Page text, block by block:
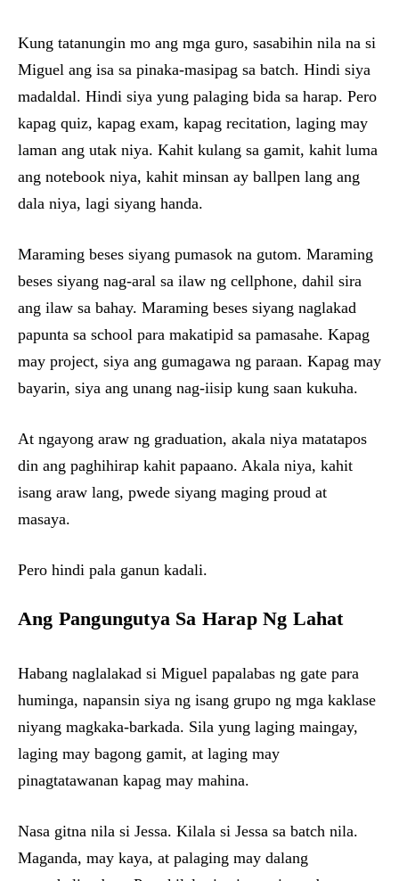
Kung tatanungin mo ang mga guro, sasabihin nila na si
Miguel ang isa sa pinaka-masipag sa batch. Hindi siya
madaldal. Hindi siya yung palaging bida sa harap. Pero
kapag quiz, kapag exam, kapag recitation, laging may
laman ang utak niya. Kahit kulang sa gamit, kahit luma
ang notebook niya, kahit minsan ay ballpen lang ang
dala niya, lagi siyang handa.
Maraming beses siyang pumasok na gutom. Maraming
beses siyang nag-aral sa ilaw ng cellphone, dahil sira
ang ilaw sa bahay. Maraming beses siyang naglakad
papunta sa school para makatipid sa pamasahe. Kapag
may project, siya ang gumagawa ng paraan. Kapag may
bayarin, siya ang unang nag-iisip kung saan kukuha.
At ngayong araw ng graduation, akala niya matatapos
din ang paghihirap kahit papaano. Akala niya, kahit
isang araw lang, pwede siyang maging proud at
masaya.
Pero hindi pala ganun kadali.
Ang Pangungutya Sa Harap Ng Lahat
Habang naglalakad si Miguel papalabas ng gate para
huminga, napansin siya ng isang grupo ng mga kaklase
niyang magkaka-barkada. Sila yung laging maingay,
laging may bagong gamit, at laging may
pinagtatawanan kapag may mahina.
Nasa gitna nila si Jessa. Kilala si Jessa sa batch nila.
Maganda, may kaya, at palaging may dalang